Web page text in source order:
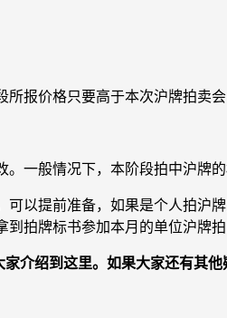
报价格只要高于本次沪牌拍卖
一般情况下，本阶段拍中沪牌
可以提前准备，如果是个人拍
拍牌标书参加本月的单位沪牌拍
介绍到这里。如果大家还有其